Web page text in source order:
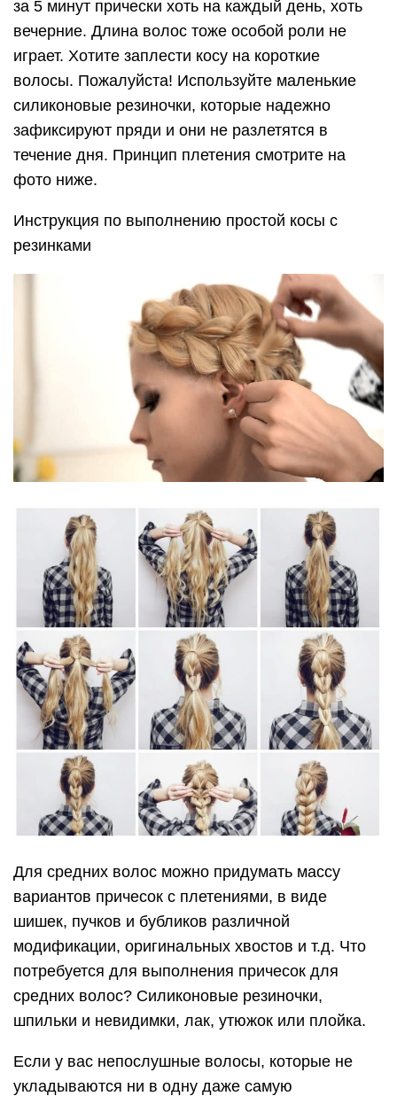
за 5 минут прически хоть на каждый день, хоть
вечерние. Длина волос тоже особой роли не
играет. Хотите заплести косу на короткие
волосы. Пожалуйста! Используйте маленькие
силиконовые резиночки, которые надежно
зафиксируют пряди и они не разлетятся в
течение дня. Принцип плетения смотрите на
фото ниже.
Инструкция по выполнению простой косы с
резинками
Для средних волос можно придумать массу
вариантов причесок с плетениями, в виде
шишек, пучков и бубликов различной
модификации, оригинальных хвостов и т.д. Что
потребуется для выполнения причесок для
средних волос? Силиконовые резиночки,
шпильки и невидимки, лак, утюжок или плойка.
Если у вас непослушные волосы, которые не
укладываются ни в одну даже самую